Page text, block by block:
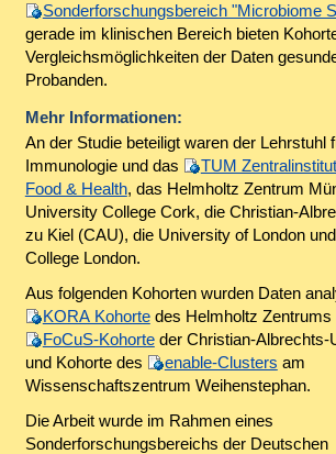
Sonderforschungsbereich "Microbiome
gerade im klinischen Bereich bieten
Vergleichsmöglichkeiten der Daten
Probanden.
Mehr Informationen:
An der Studie beteiligt waren der Lehrstuhl
Immunologie und das
TUM
Food & Health, das Helmholtz Zentrum
University College Cork, die Christian-
zu Kiel (CAU), die University of London
College London.
Aus folgenden Kohorten wurden Daten
KORA Kohortedes Helmholtz Zentrums
FoCuS-Kohorteder Christian-Albrechts-
und Kohorte des
enable-Clusters am
Wissenschaftszentrum Weihenstephan.
Die Arbeit wurde im Rahmen eines
Sonderforschungsbereichs der Deutschen